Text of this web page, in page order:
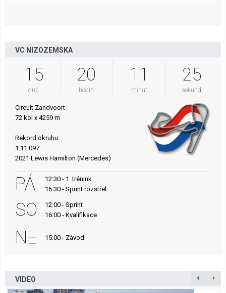
VC NIZOZEMSKA
15
dnů
20
hodin
11
minut
24
sekund
Circuit Zandvoort
72 kol x 4259 m
Rekord okruhu:
1:11.097
2021 Lewis Hamilton (Mercedes)
PÁ
12:30 - 1. trénink
16:30 - Sprint rozstřel
SO
12:00 - Sprint
16:00 - Kvalifikace
NE 15:00 - Závod
VIDEO